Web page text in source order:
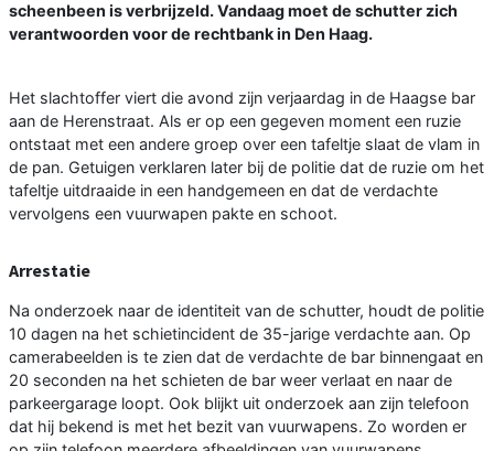
scheenbeen is verbrijzeld. Vandaag moet de schutter zich
verantwoorden voor de rechtbank in Den Haag.
Het slachtoffer viert die avond zijn verjaardag in de Haagse bar
aan de Herenstraat. Als er op een gegeven moment een ruzie
ontstaat met een andere groep over een tafeltje slaat de vlam in
de pan. Getuigen verklaren later bij de politie dat de ruzie om het
tafeltje uitdraaide in een handgemeen en dat de verdachte
vervolgens een vuurwapen pakte en schoot.
Arrestatie
Na onderzoek naar de identiteit van de schutter, houdt de politie
10 dagen na het schietincident de 35-jarige verdachte aan. Op
camerabeelden is te zien dat de verdachte de bar binnengaat en
20 seconden na het schieten de bar weer verlaat en naar de
parkeergarage loopt. Ook blijkt uit onderzoek aan zijn telefoon
dat hij bekend is met het bezit van vuurwapens. Zo worden er